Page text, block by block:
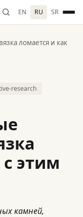
EN RU SR
ломается и как
research
этим
камней,